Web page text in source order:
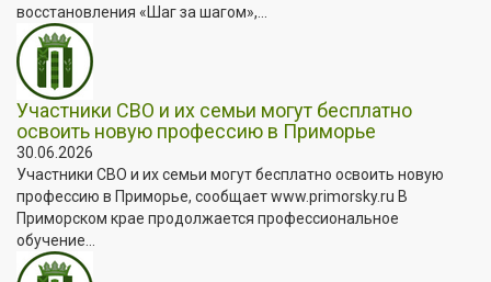
восстановления «Шаг за шагом»,...
Участники СВО и их семьи могут бесплатно
освоить новую профессию в Приморье
30.06.2026
Участники СВО и их семьи могут бесплатно освоить новую
профессию в Приморье, сообщает www.primorsky.ru В
Приморском крае продолжается профессиональное
обучение...